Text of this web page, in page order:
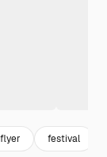
flyer festival